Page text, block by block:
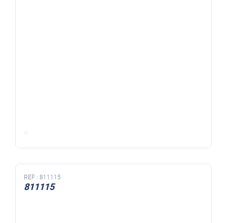
REF : 811115
811115